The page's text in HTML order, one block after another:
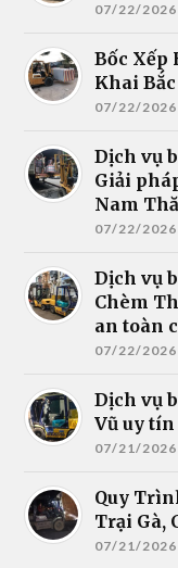
07/22/2026
Bốc Xếp
Khai
07/22/2026
Dịch vụ
Giải
Nam
07/22/2026
Dịch vụ
Chèm
an toàn
07/22/2026
Dịch vụ
Vũ uy tín
07/21/2026
Quy
Trại Gà,
07/21/2026